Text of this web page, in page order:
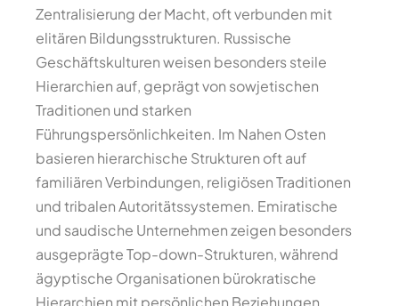
Zentralisierung der Macht, oft verbunden mit
elitären Bildungsstrukturen. Russische
Geschäftskulturen weisen besonders steile
Hierarchien auf, geprägt von sowjetischen
Traditionen und starken
Führungspersönlichkeiten. Im Nahen Osten
basieren hierarchische Strukturen oft auf
familiären Verbindungen, religiösen Traditionen
und tribalen Autoritätssystemen. Emiratische
und saudische Unternehmen zeigen besonders
ausgeprägte Top-down-Strukturen, während
ägyptische Organisationen bürokratische
Hierarchien mit persönlichen Beziehungen